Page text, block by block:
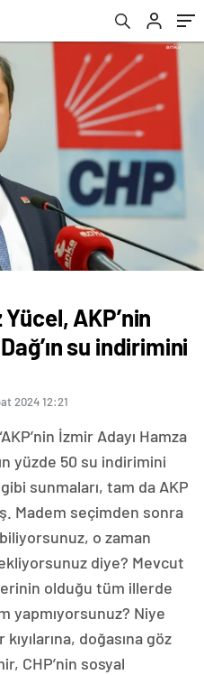
AKP’nin
su indirimini
2024 12:21
İzmir Adayı Hamza
yüzde 50 su indirimini
sunmaları, tam da AKP
Madem seçimden sonra
o zaman
diye? Mevcut
olduğu tüm illerde
yapmıyorsunuz? Niye
doğasına göz
CHP’nin sosyal